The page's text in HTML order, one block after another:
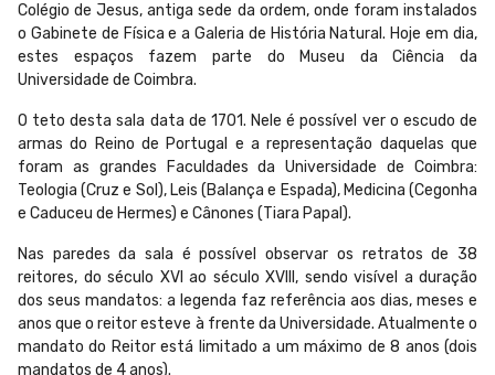
Colégio de Jesus, antiga sede da ordem, onde foram instalados
o Gabinete de Física e a Galeria de História Natural. Hoje em dia,
estes espaços fazem parte do Museu da Ciência da
Universidade de Coimbra.
O teto desta sala data de 1701. Nele é possível ver o escudo de
armas do Reino de Portugal e a representação daquelas que
foram as grandes Faculdades da Universidade de Coimbra:
Teologia (Cruz e Sol), Leis (Balança e Espada), Medicina (Cegonha
e Caduceu de Hermes) e Cânones (Tiara Papal).
Nas paredes da sala é possível observar os retratos de 38
reitores, do século XVI ao século XVIII, sendo visível a duração
dos seus mandatos: a legenda faz referência aos dias, meses e
anos que o reitor esteve à frente da Universidade. Atualmente o
mandato do Reitor está limitado a um máximo de 8 anos (dois
mandatos de 4 anos).